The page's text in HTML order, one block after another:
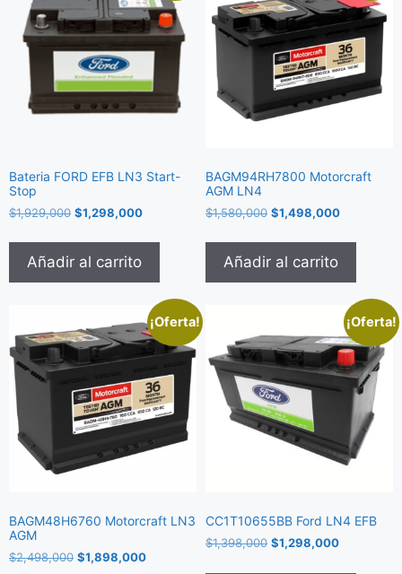
Bateria FORD EFB LN3 Start-
Stop
$1,929,000 $1,298,000
Añadir al carrito
BAGM94RH7800 Motorcraft
AGM LN4
$1,580,000 $1,498,000
Añadir al carrito
¡Oferta!
BAGM48H6760 Motorcraft LN3
AGM
$2,498,000 $1,898,000
¡Oferta!
CC1T10655BB Ford LN4 EFB
$1,398,000 $1,298,000